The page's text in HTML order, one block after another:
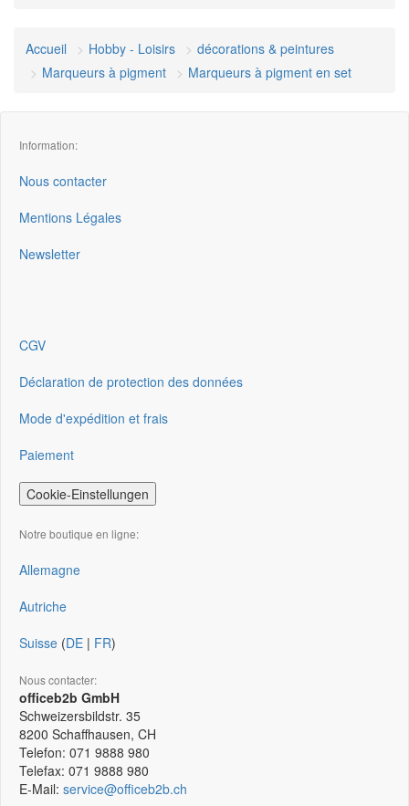
Accueil Hobby - Loisirs
décorations & peintures
Marqueurs à pigment
Marqueurs à pigment en set
Information:
Nous contacter
Mentions Légales
Newsletter
CGV
Déclaration de protection des données
Mode d'expédition et frais
Paiement
Cookie-Einstellungen
Notre boutique en ligne:
Allemagne
Autriche
Suisse (DE | FR)
Nous contacter:
officeb2b GmbH
Schweizersbildstr. 35
8200 Schaffhausen, CH
Telefon: 071 9888 980
Telefax: 071 9888 980
E-Mail: service@officeb2b.ch